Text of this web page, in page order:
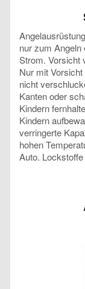
nur zum Angeln
Strom. Vorsicht
Nur mit
nicht
Kanten oder
Kindern
Kindern
verringerte
hohen
Auto.